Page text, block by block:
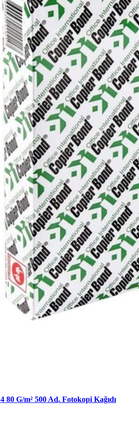
80 G/m² 500 Ad. Fotokopi Kağıdı